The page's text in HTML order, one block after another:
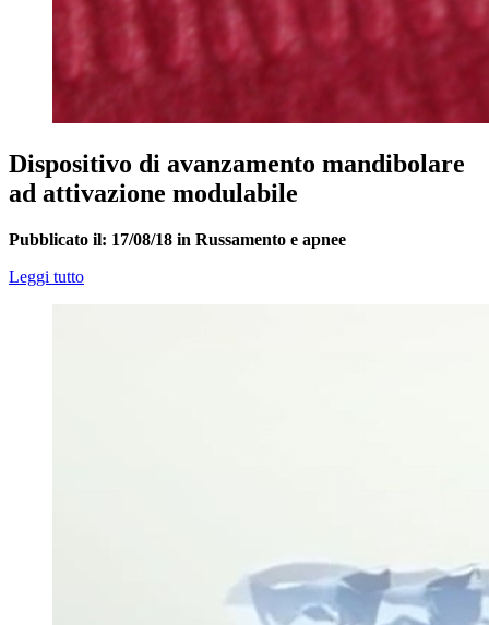
Dispositivo di avanzamento mandibolare
ad attivazione modulabile
Pubblicato il: 17/08/18 in Russamento e apnee
Leggi tutto